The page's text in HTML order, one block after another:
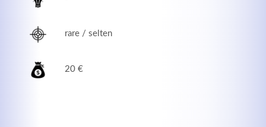
rare / selten
20 €